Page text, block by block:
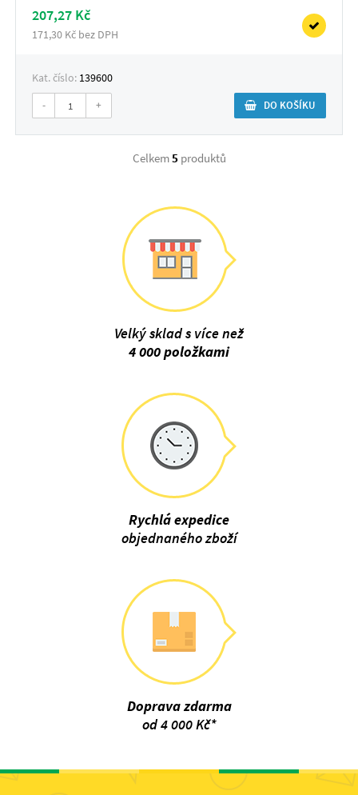
207,27 Kč
171,30 Kč bez DPH
Kat. číslo: 139600
- + DO KOŠÍKU
Celkem5produktů
Velký sklad s více než
4 000 položkami
Rychlá expedice
objednaného zboží
Doprava zdarma
od 4 000 Kč*